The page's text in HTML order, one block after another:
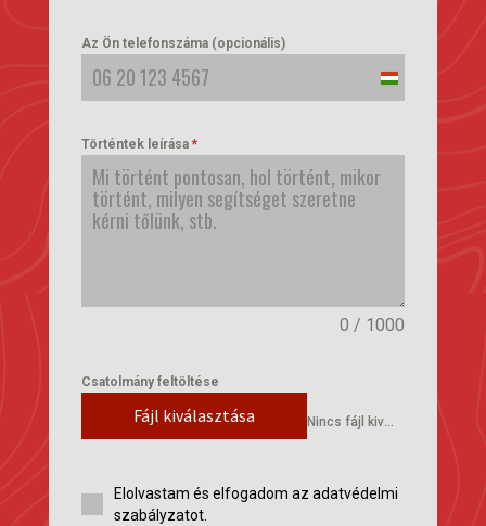
Az Ön telefonszáma (opcionális)
Hungary
Történtek leírása *
0 / 1000
Csatolmány feltöltése
Fájl kiválasztása Nincs fájl kiválasztva
Elolvastam és elfogadom az adatvédelmi
szabályzatot.